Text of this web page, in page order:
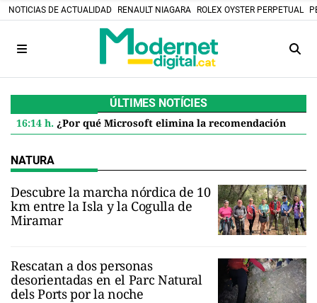
NOTICIAS DE ACTUALIDAD RENAULT NIAGARA ROLEX OYSTER PERPETUAL
ÚLTIMES NOTÍCIES
16:14 h. ¿Por qué Microsoft elimina la recomendación de 32 GB de RAM para Windows 11 y qué significa para ti
NATURA
Descubre la marcha nórdica de 10
km entre la Isla y la Cogulla de
Miramar
Rescatan a dos personas
desorientadas en el Parc Natural
dels Ports por la noche